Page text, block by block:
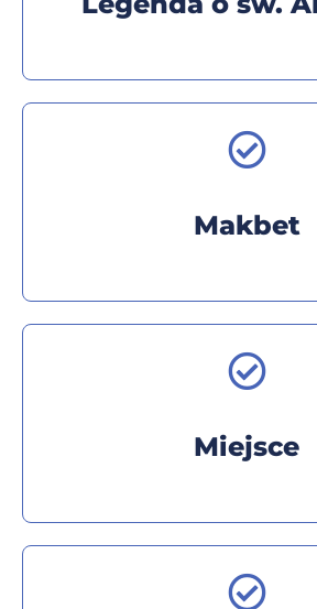
Makbet
Miejsce